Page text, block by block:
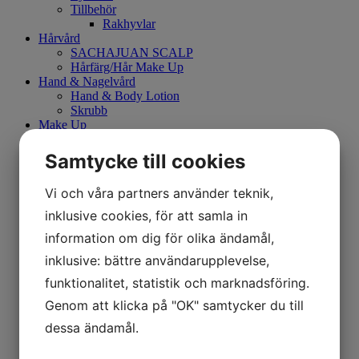
Tillbehör
Rakhyvlar
Hårvård
SACHAJUAN SCALP
Hårfärg/Hår Make Up
Hand & Nagelvård
Hand & Body Lotion
Skrubb
Make Up
Hudvårdsset
Kroppsvård
Smink
Ögonbryn
Eyeliner
Mascara
Kajalpenna
Primer
Concealer
CC Cream
Foundation
Samtycke till cookies
Vi och våra partners använder teknik,
inklusive cookies, för att samla in
information om dig för olika ändamål,
inklusive: bättre användarupplevelse,
funktionalitet, statistik och marknadsföring.
Genom att klicka på "OK" samtycker du till
dessa ändamål.